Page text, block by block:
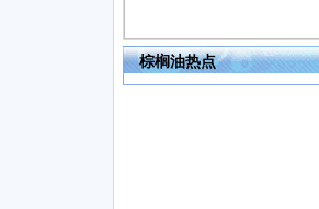
棕榈油热点